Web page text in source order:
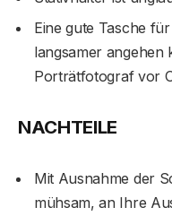
Eine gute Tasche
langsamer angehen
Porträtfotograf vor
NACHTEILE
Mit Ausnahme der
mühsam, an Ihre